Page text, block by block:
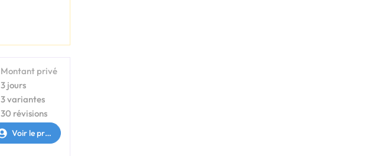
Montant privé
3 jours
3 variantes
30 révisions
Voir le profil